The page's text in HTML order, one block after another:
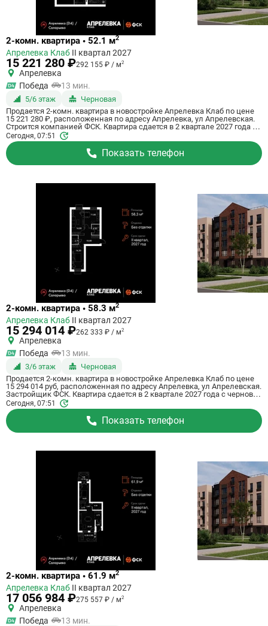
Ссылка
квартиру
2-комн. квартира • 52.1 м2
Апрелевка Клаб II квартал 2027
15 221 280 ₽292 155 ₽ / м2
Апрелевка
Победа
13 мин.
5/6 этаж
Черновая
Продается 2-комн. квартира в новостройке Апрелевка Клаб по цене
15 221 280 ₽, расположенная по адресу Апрелевка, ул Апрелевская.
Строится компанией ФСК. Квартира сдается в 2 квартале 2027 года с
черновой отделкой, . Общая площадь квартиры - 52.1 кв. м. Этаж 5 из
5. ID квартиры на СтройкиРУ 698019, сообщите его когда будете
звонить.
Сегодня, 07:51
Показать телефон
Ссылка
квартиру
2-комн. квартира • 58.3 м2
Апрелевка Клаб II квартал 2027
15 294 014 ₽262 333 ₽ / м2
Апрелевка
Победа
13 мин.
3/6 этаж
Черновая
Продается 2-комн. квартира в новостройке Апрелевка Клаб по цене
15 294 014 руб, расположенная по адресу Апрелевка, ул Апрелевская.
Застройщик ФСК. Квартира сдается в 2 квартале 2027 года с черновой
отделкой, . Общая площадь квартиры - 58.3 кв. м. Этаж 3 из 5. ID
квартиры на СтройкиРУ 698026, сообщите его когда будете звонить.
Сегодня, 07:51
Показать телефон
Ссылка
квартиру
2-комн. квартира • 61.9 м2
Апрелевка Клаб II квартал 2027
17 056 984 ₽275 557 ₽ / м2
Апрелевка
Победа
13 мин.